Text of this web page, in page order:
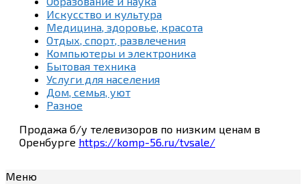
Искусство и культура
Медицина, здоровье, красота
Отдых, спорт, развлечения
Компьютеры и электроника
Бытовая техника
Услуги для населения
Дом, семья, уют
Разное
Продажа б/у телевизоров по низким ценам в
Оренбурге https://komp-56.ru/tvsale/
Меню